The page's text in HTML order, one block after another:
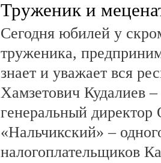
Труженик и
Сегодня юбилей у
труженика,
знает и уважает вся
Хамзетович Кудалиев
генеральный
«Нальчикский» –
налогоплательщиков